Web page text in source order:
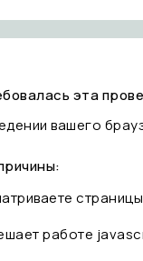
эта
вашего
работе